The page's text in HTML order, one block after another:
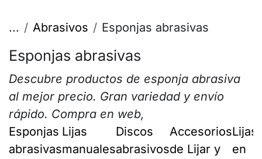
... Abrasivos Esponjas abrasivas
Esponjas abrasivas
Descubre productos de esponja abrasiva
al mejor precio. Gran variedad y envío
rápido. Compra en web,
Esponjas
abrasivas
Lijas
manuales
Discos
abrasivos
Accesorios
de Lijar y
Lijas
en